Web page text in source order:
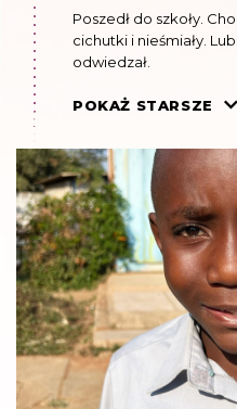
Poszedł do szkoły.
cichutki i nieśmiały.
odwiedzał.
CZERWIEC 2021
Niestety ataki anemii
przychodzą bardzo
POKAŻ STARSZE